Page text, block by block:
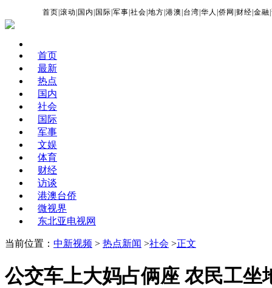
首页 |滚动 国内 国际 |军事 |社会 |地方 |港澳 台湾 |华人 |侨网 财经 |金融 |
首页
最新
热点
国内
社会
国际
军事
文娱
体育
财经
访谈
港澳台侨
微视界
东北亚电视网
当前位置： 中新视频 > 热点新闻 >社会 >正文
公交车上大妈占俩座 农民工坐